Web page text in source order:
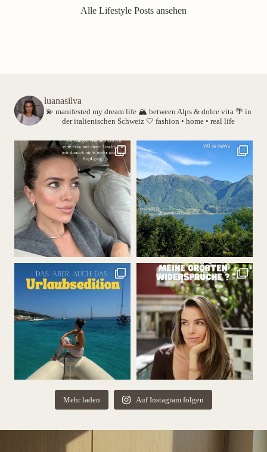
Alle Lifestyle Posts ansehen
luanasilva
💫 manifested my dream life 🏔️ between Alps & dolce vita 🌴 in
der italienischen Schweiz 🤍 fashion • home • real life
Mehr laden Auf Instagram folgen